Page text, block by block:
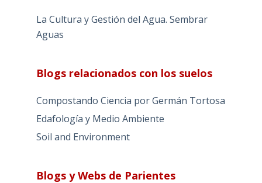
La Cultura y Gestión del Agua. Sembrar
Aguas
Blogs relacionados con los suelos
Compostando Ciencia por Germán Tortosa
Edafología y Medio Ambiente
Soil and Environment
Blogs y Webs de Parientes